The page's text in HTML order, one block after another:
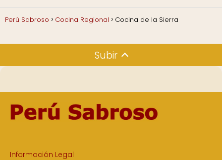
Perú Sabroso Cocina Regional Cocina de la Sierra
Subir
Información Legal